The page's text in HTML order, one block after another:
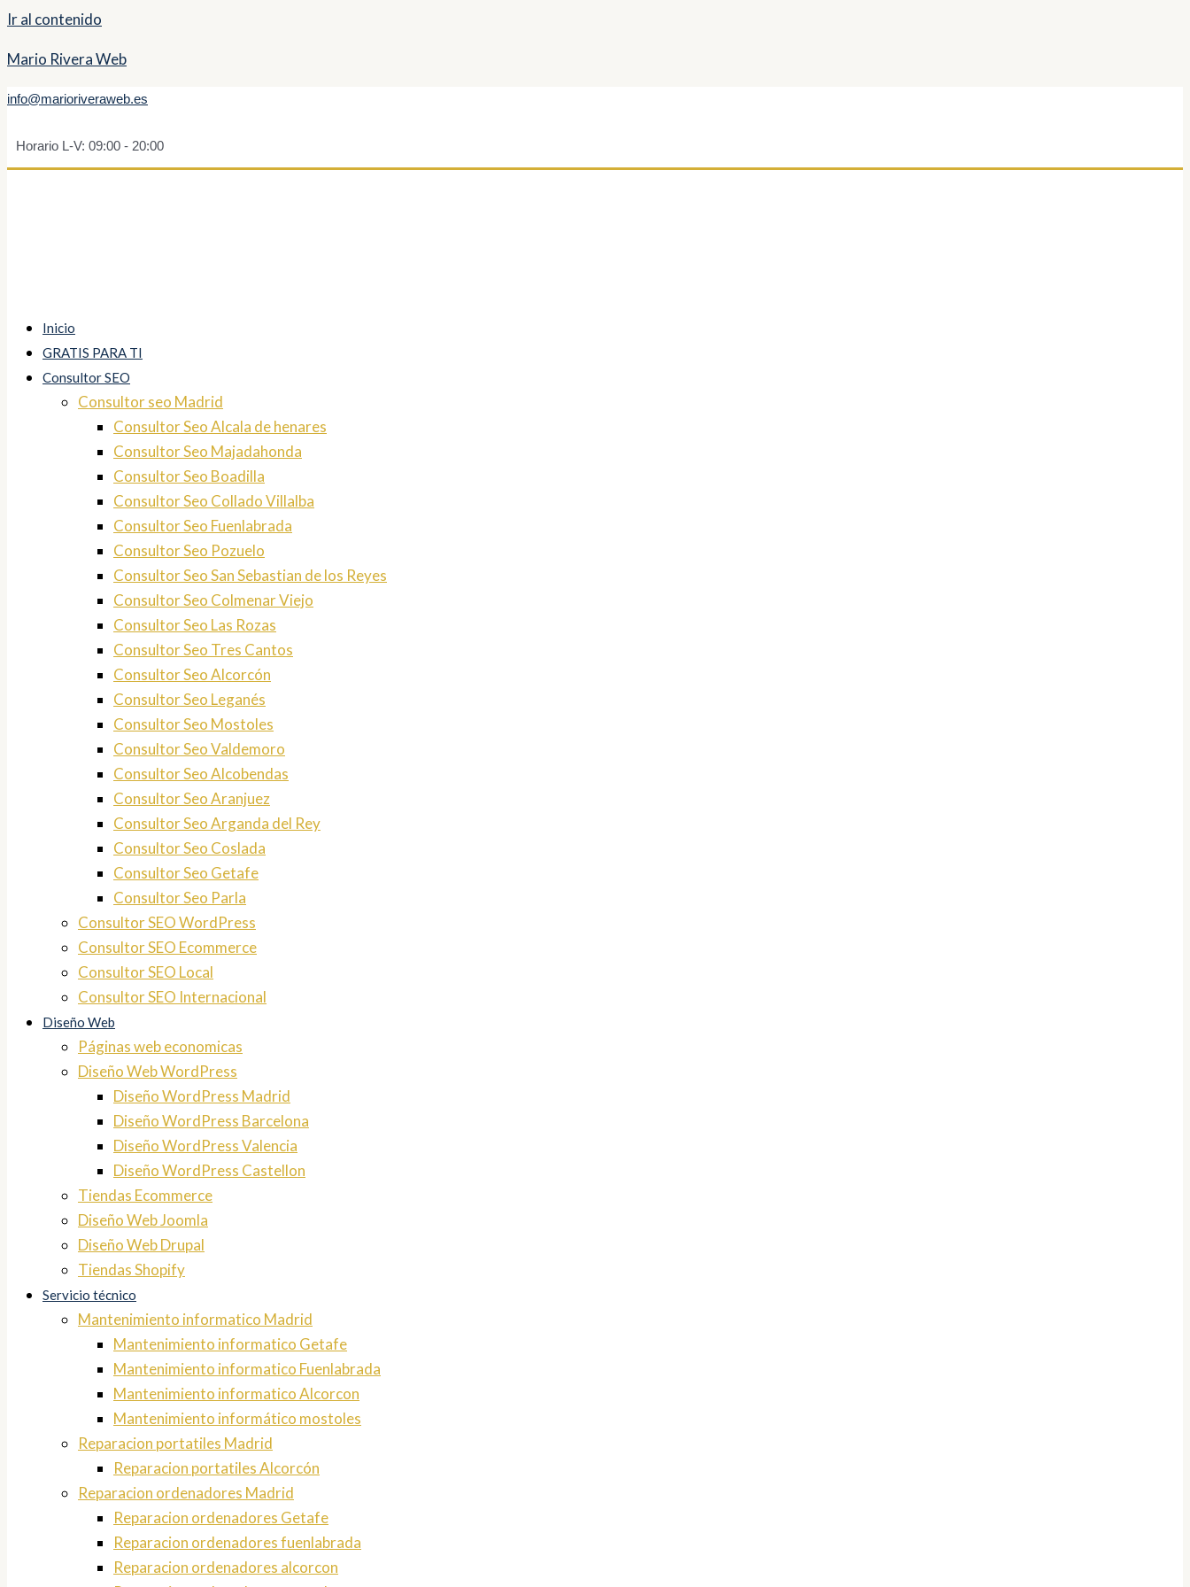
Ir al contenido
Mario Rivera Web
info@marioriveraweb.es
Horario L-V: 09:00 - 20:00
Inicio
GRATIS PARA TI
Consultor SEO
Consultor seo Madrid
Consultor Seo Alcala de henares
Consultor Seo Majadahonda
Consultor Seo Boadilla
Consultor Seo Collado Villalba
Consultor Seo Fuenlabrada
Consultor Seo Pozuelo
Consultor Seo San Sebastian de los Reyes
Consultor Seo Colmenar Viejo
Consultor Seo Las Rozas
Consultor Seo Tres Cantos
Consultor Seo Alcorcón
Consultor Seo Leganés
Consultor Seo Mostoles
Consultor Seo Valdemoro
Consultor Seo Alcobendas
Consultor Seo Aranjuez
Consultor Seo Arganda del Rey
Consultor Seo Coslada
Consultor Seo Getafe
Consultor Seo Parla
Consultor SEO WordPress
Consultor SEO Ecommerce
Consultor SEO Local
Consultor SEO Internacional
Diseño Web
Páginas web economicas
Diseño Web WordPress
Diseño WordPress Madrid
Diseño WordPress Barcelona
Diseño WordPress Valencia
Diseño WordPress Castellon
Tiendas Ecommerce
Diseño Web Joomla
Diseño Web Drupal
Tiendas Shopify
Servicio técnico
Mantenimiento informatico Madrid
Mantenimiento informatico Getafe
Mantenimiento informatico Fuenlabrada
Mantenimiento informatico Alcorcon
Mantenimiento informático mostoles
Reparacion portatiles Madrid
Reparacion portatiles Alcorcón
Reparacion ordenadores Madrid
Reparacion ordenadores Getafe
Reparacion ordenadores fuenlabrada
Reparacion ordenadores alcorcon